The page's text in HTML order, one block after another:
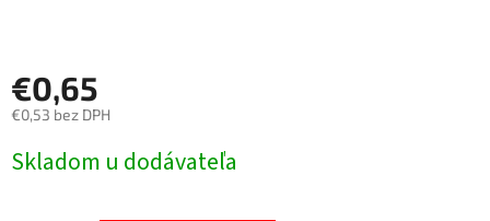
€0,65
€0,53 bez DPH
cena:
Skladom u dodávateľa